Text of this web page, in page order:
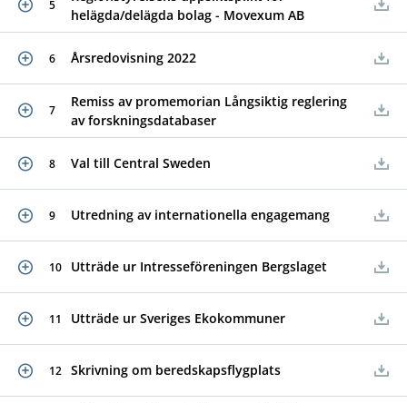
5
helägda/delägda bolag - Movexum AB
6 Årsredovisning 2022
7
Remiss av promemorian Långsiktig reglering
av forskningsdatabaser
8 Val till Central Sweden
9 Utredning av internationella engagemang
10 Utträde ur Intresseföreningen Bergslaget
11 Utträde ur Sveriges Ekokommuner
12 Skrivning om beredskapsflygplats